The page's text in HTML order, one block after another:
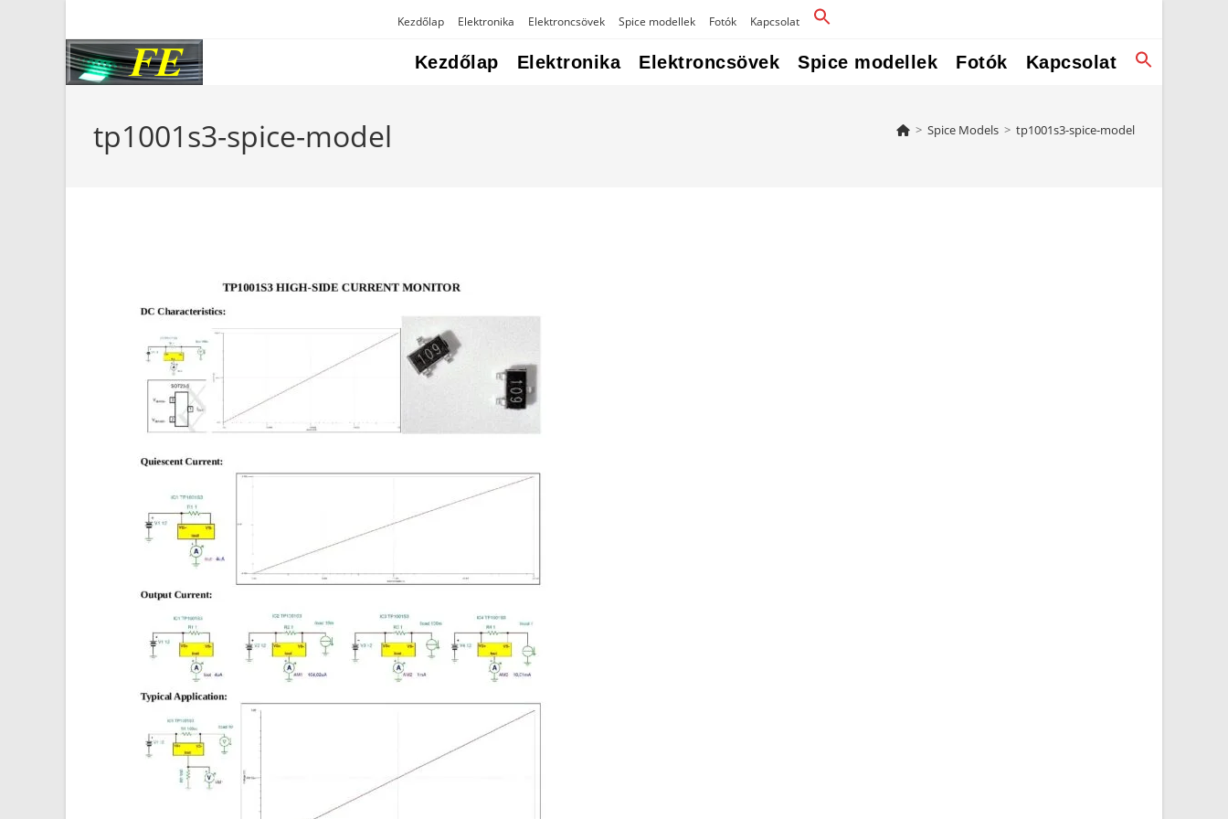
Kezdőlap Elektronika Elektroncsövek Spice modellek Fotók Kapcsolat
Kezdőlap Elektronika Elektroncsövek Spice modellek Fotók Kapcsolat
tp1001s3-spice-model > Spice Models > tp1001s3-spice-model